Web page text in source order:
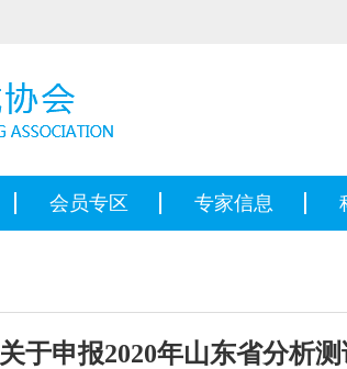
会员专区 专家信息
关于申报2020年山东省分析